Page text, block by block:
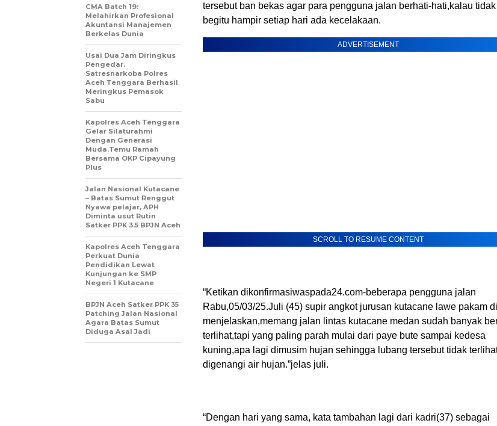
tersebut ban bekas agar para pengguna jalan berhati-hati,kalau
begitu hampir setiap hari ada kecelakaan.
ADVERTISEMENT
SCROLL TO RESUME CONTENT
“Ketikan dikonfirmasiwaspada24.com-beberapa pengguna jalan
Rabu,05/03/25.Juli (45) supir angkot jurusan kutacane lawe pakam
menjelaskan,memang jalan lintas kutacane medan sudah banyak
terlihat,tapi yang paling parah mulai dari paye bute sampai kedesa
kuning,apa lagi dimusim hujan sehingga lubang tersebut tidak
digenangi air hujan.”jelas juli.
“Dengan hari yang sama, kata tambahan lagi dari kadri(37) sebagai
CMA Batch 19:
Melahirkan Profesional
Akuntansi Manajemen
Berkelas Dunia
Usai Dua Jam Diringkus
Pengedar.
Satresnarkoba Polres
Aceh Tenggara Berhasil
Meringkus Pemasok
Sabu
Kapolres Aceh Tenggara
Gelar Silaturahmi
Dengan Generasi
Muda.Temu Ramah
Bersama OKP Cipayung
Plus
Jalan Nasional Kutacane
– Batas Sumut Renggut
Nyawa pelajar, APH
Diminta usut Rutin
Satker PPK 3.5 BPJN Aceh
Kapolres Aceh Tenggara
Perkuat Dunia
Pendidikan Lewat
Kunjungan ke SMP
Negeri 1 Kutacane
BPJN Aceh Satker PPK 35
Patching Jalan Nasional
Agara Batas Sumut
Diduga Asal Jadi